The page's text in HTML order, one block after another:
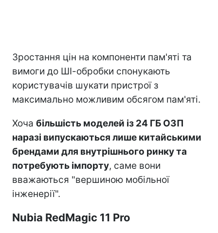
Зростання цін на компоненти пам'яті та
вимоги до ШІ-обробки спонукають
користувачів шукати пристрої з
максимально можливим обсягом пам'яті.
Хоча більшість моделей із 24 ГБ ОЗП
наразі випускаються лише китайськими
брендами для внутрішнього ринку та
потребують імпорту, саме вони
вважаються "вершиною мобільної
інженерії".
Nubia RedMagic 11 Pro